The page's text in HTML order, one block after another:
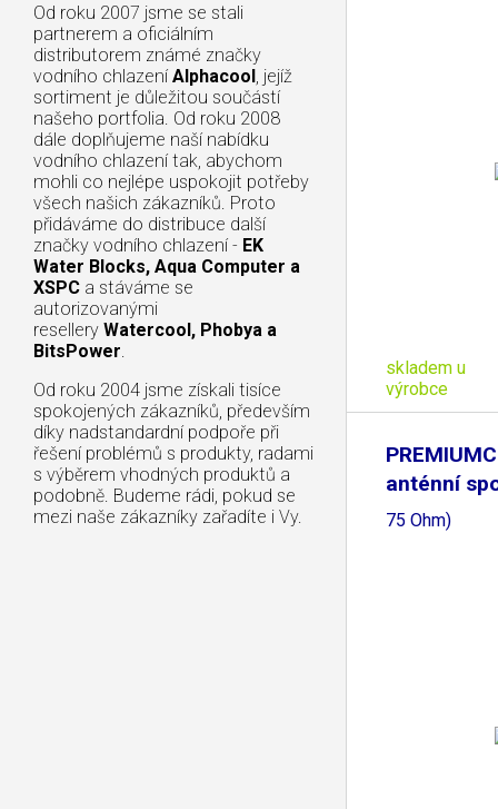
Od roku 2007 jsme se stali
partnerem a oficiálním
distributorem známé značky
vodního chlazení Alphacool, jejíž
sortiment je důležitou součástí
našeho portfolia. Od roku 2008
dále doplňujeme naší nabídku
vodního chlazení tak, abychom
mohli co nejlépe uspokojit potřeby
všech našich zákazníků. Proto
přidáváme do distribuce další
značky vodního chlazení - EK
Water Blocks, Aqua Computer a
XSPC a stáváme se
autorizovanými
resellery Watercool, Phobya a
BitsPower.
Od roku 2004 jsme získali tisíce
spokojených zákazníků, především
díky nadstandardní podpoře při
řešení problémů s produkty, radami
s výběrem vhodných produktů a
podobně. Budeme rádi, pokud se
mezi naše zákazníky zařadíte i Vy.
skladem u
výrobce
anténní
(IEC
75 Ohm)